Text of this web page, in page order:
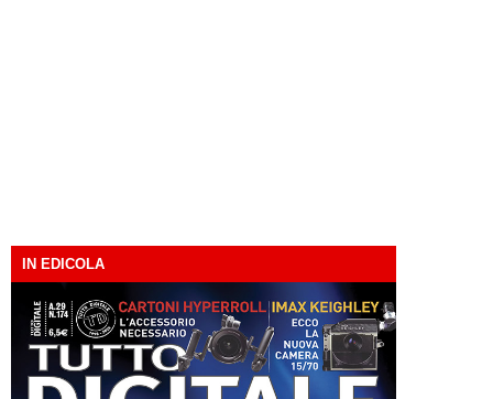
IN EDICOLA